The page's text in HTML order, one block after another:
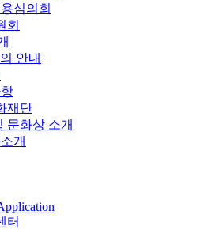
심의회
회
안내
재단
문화상 소개
개
터